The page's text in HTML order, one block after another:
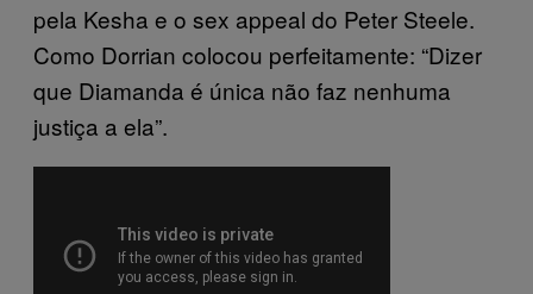
pela Kesha e o sex appeal do Peter Steele.
Como Dorrian colocou perfeitamente: “Dizer
que Diamanda é única não faz nenhuma
justiça a ela”.